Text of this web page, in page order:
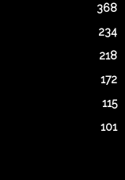
368
234
218
172
115
101